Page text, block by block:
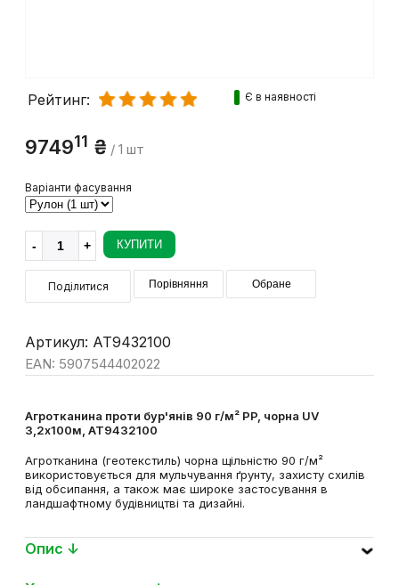
Рейтинг: Є в наявності
974911 ₴ / 1 шт
Варіанти фасування
КУПИТИ
Поділитися Порівняння Обране
Артикул: AT9432100
EAN: 5907544402022
Агротканина проти бур'янів 90 г/м² PP, чорна UV
3,2х100м, AT9432100
Агротканина (геотекстиль) чорна щільністю 90 г/м²
використовується для мульчування ґрунту, захисту схилів
від обсипання, а також має широке застосування в
ландшафтному будівництві та дизайні.
Опис ↓